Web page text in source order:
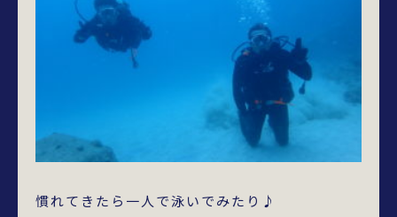
慣れてきたら一人で泳いでみたり♪